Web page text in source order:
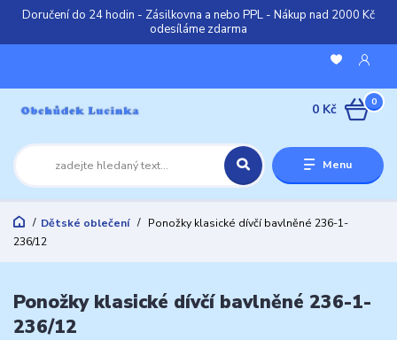
Doručení do 24 hodin - Zásilkovna a nebo PPL - Nákup nad 2000 Kč
odesíláme zdarma
Menu
0
0 Kč
Dětské oblečení
Ponožky klasické dívčí bavlněné 236-1-
236/12
Ponožky klasické dívčí bavlněné 236-1-
236/12